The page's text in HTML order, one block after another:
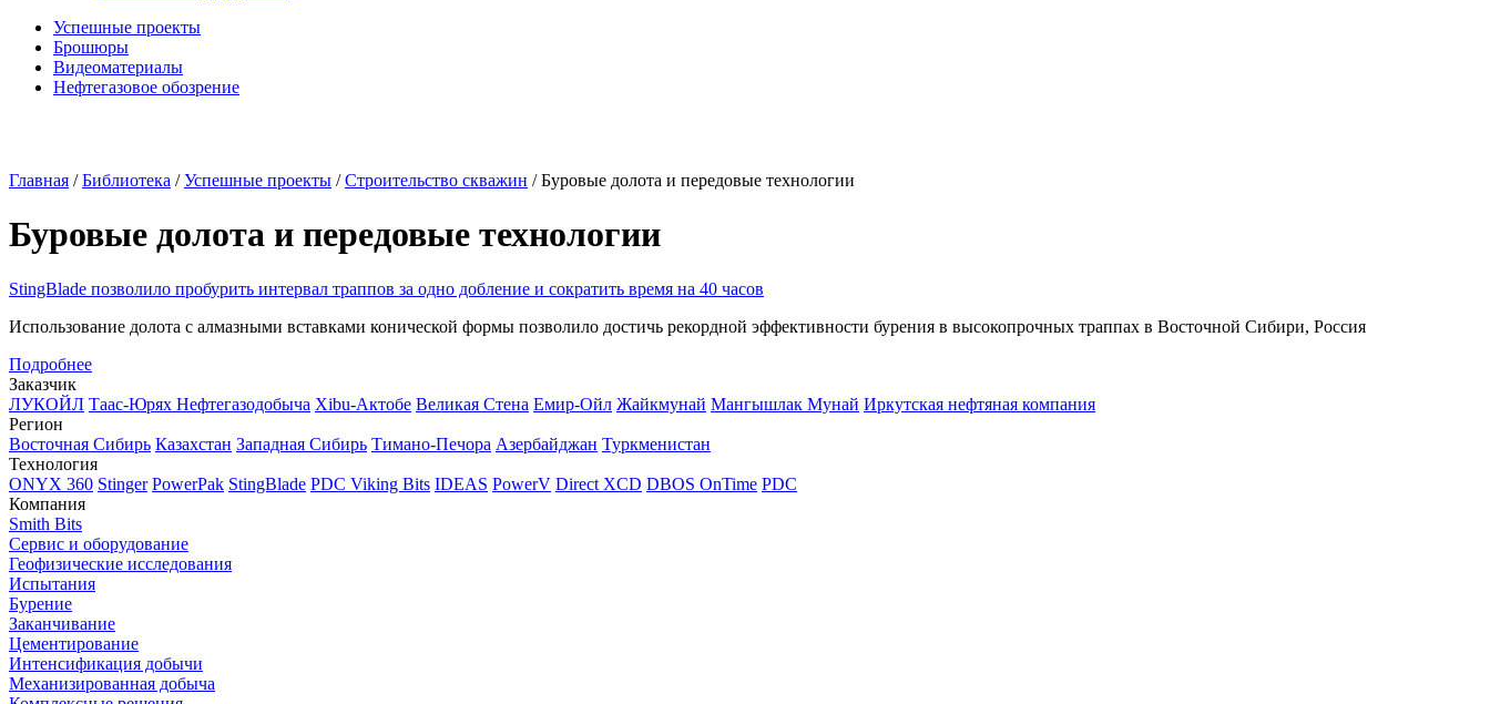
Успешные проекты
Брошюры
Видеоматериалы
Нефтегазовое обозрение
Главная /Библиотека /Успешные проекты /Строительство скважин /Буровые долота и передовые технологии
Буровые долота и передовые технологии
StingBlade позволило пробурить интервал траппов за одно добление и сократить время на 40 часов
Использование долота с алмазными вставками конической формы позволило достичь рекордной эффективности бурения в высокопрочных траппах в Восточной Сибири, Россия
Подробнее
Заказчик
ЛУКОЙЛ Таас-Юрях Нефтегазодобыча Xibu-Актобе Великая Стена Емир-Ойл Жайкмунай Мангышлак Мунай Иркутская нефтяная компания
Регион
Восточная Сибирь Казахстан Западная Сибирь Тимано-Печора Азербайджан Туркменистан
Технология
ONYX 360 Stinger PowerPak StingBlade PDC Viking Bits IDEAS PowerV Direct XCD DBOS OnTime PDC
Компания
Smith Bits
Сервис и оборудование
Геофизические исследования
Испытания
Бурение
Заканчивание
Цементирование
Интенсификация добычи
Механизированная добыча